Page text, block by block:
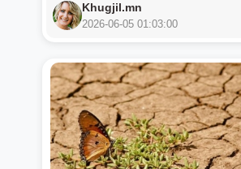
Khugjil.mn
2026-06-05 01:03:00